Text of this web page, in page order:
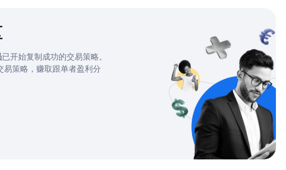
已开始复制成功的交易策略。
易策略，赚取跟单者盈利分